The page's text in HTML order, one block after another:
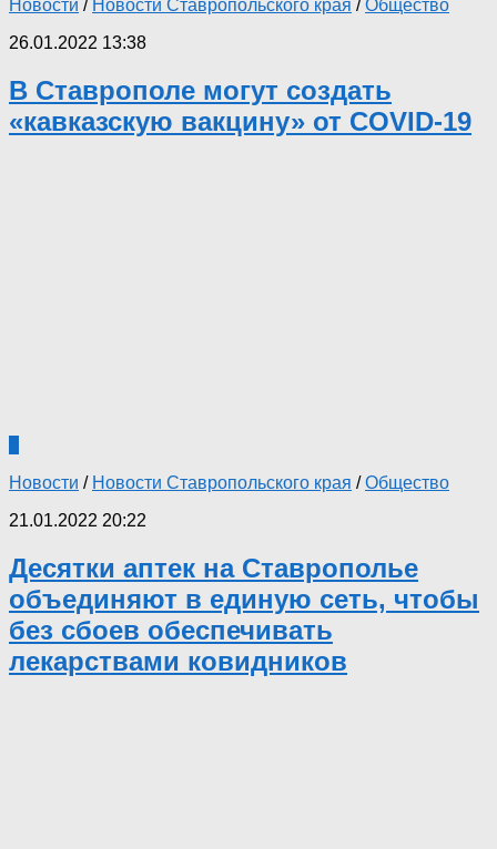
Новости / Новости Ставропольского края / Общество
26.01.2022 13:38
В Ставрополе могут создать
«кавказскую вакцину» от COVID-19
Новости / Новости Ставропольского края /Общество
21.01.2022 20:22
Десятки аптек на Ставрополье
объединяют в единую сеть, чтобы
без сбоев обеспечивать
лекарствами ковидников